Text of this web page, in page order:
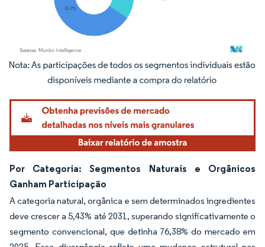
Imagem © Mordor Intelligence. O reuso requer atribuição conforme CC BY 4.0.
Por Categoria: Segmentos Naturais e Orgânicos
Ganham Participação
A categoria natural, orgânica e sem determinados ingredientes
deve crescer a 5,43% até 2031, superando significativamente o
segmento convencional, que detinha 76,38% do mercado em